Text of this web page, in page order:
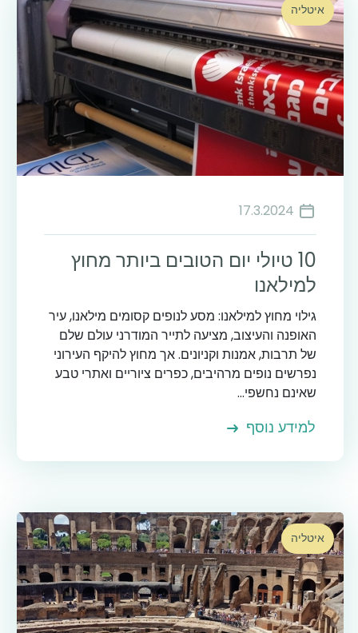
איטליה
17.3.2024
10 טיולי יום הטובים ביותר מחוץ
למילאנו
גילוי מחוץ למילאנו: מסע לנופים קסומים מילאנו, עיר
האופנה והעיצוב, מציעה לתייר המודרני עולם שלם
של תרבות, אמנות וקניונים. אך מחוץ להיקף העירוני
נפרשים נופים מרהיבים, כפרים ציוריים ואתרי טבע
שאינם נחשפי...
למידע נוסף
איטליה